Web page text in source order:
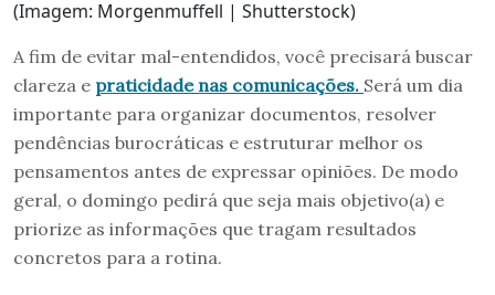
(Imagem: Morgenmuffell | Shutterstock)
A fim de evitar mal-entendidos, você precisará buscar
clareza e praticidade nas comunicações. Será um dia
importante para organizar documentos, resolver
pendências burocráticas e estruturar melhor os
pensamentos antes de expressar opiniões. De modo
geral, o domingo pedirá que seja mais objetivo(a) e
priorize as informações que tragam resultados
concretos para a rotina.